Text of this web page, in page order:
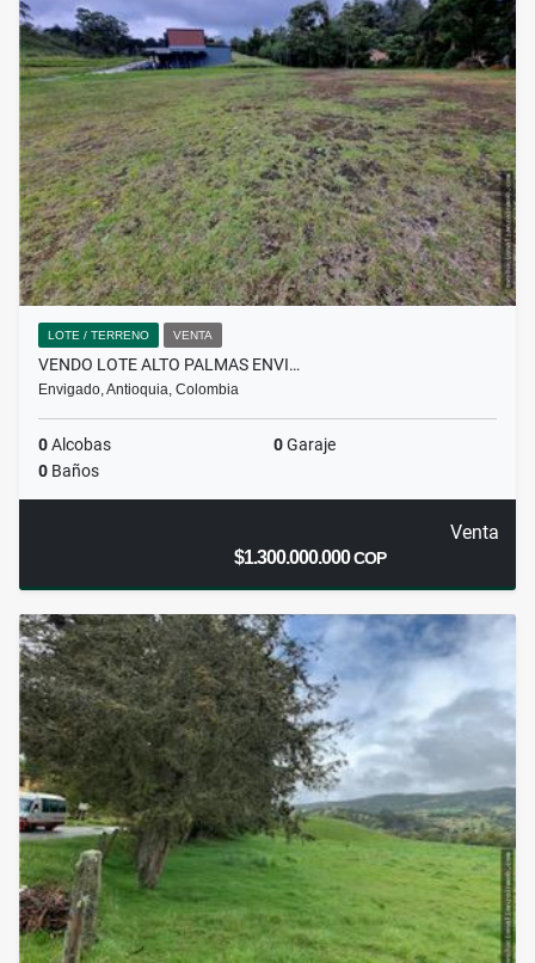
LOTE / TERRENO VENTA
VENDO LOTE ALTO PALMAS ENVI…
Envigado, Antioquia, Colombia
0Alcobas 0Garaje
0 Baños
Venta
$1.300.000.000COP